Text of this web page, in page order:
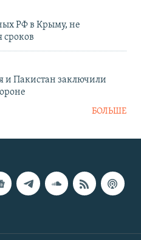
РФ в Крыму, не
сроков
и Пакистан заключили
БОЛЬШЕ